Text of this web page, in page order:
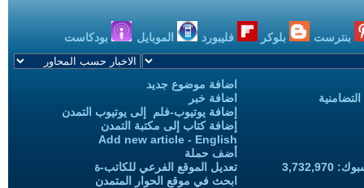
بنترست بلوكر فليبورد الموبايل بودكاست
اضافة موضوع جديد
اضافة خبر
إضافة يوتيوب-فلم إلى يوتيوب التمدن
إضافة كتاب إلى مكتبة التمدن
Add new article - English
أضف حملة
تعديل الموقع الفرعي للكاتب-ة
ابحث في موقع الحوار المتمدن